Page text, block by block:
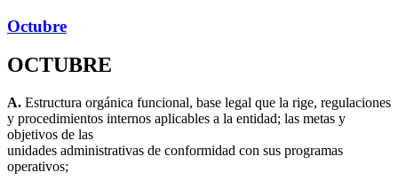
Octubre
OCTUBRE
A. Estructura orgánica funcional, base legal que la rige, regulaciones
y procedimientos internos aplicables a la entidad; las metas y
objetivos de las
unidades administrativas de conformidad con sus programas
operativos;